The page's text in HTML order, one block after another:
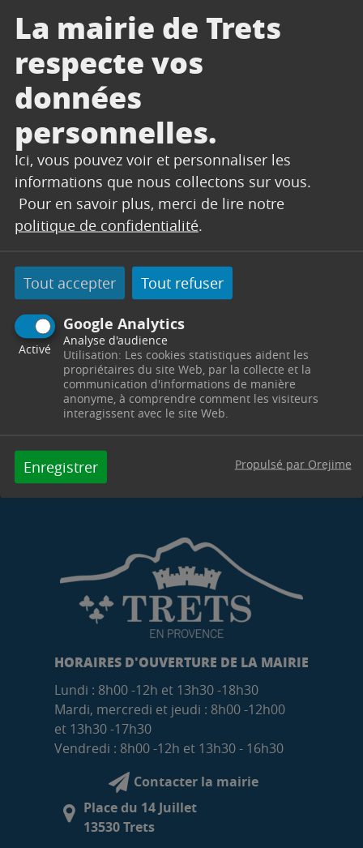
La mairie de Trets
respecte vos
données
personnelles.
Ici, vous pouvez voir et personnaliser les
informations que nous collectons sur vous.
Pour en savoir plus, merci de lire notre
politique de confidentialité.
Tout accepter Tout refuser
Google Analytics
Activé
Analyse d'audience
Utilisation: Les cookies statistiques aident les
propriétaires du site Web, par la collecte et la
communication d'informations de manière
anonyme, à comprendre comment les visiteurs
interagissent avec le site Web.
Enregistrer Propulsé par Orejime
HORAIRES D'OUVERTURE DE LA MAIRIE
Lundi : 8h00 -12h et 13h30 -18h30
Mardi, mercredi et jeudi : 8h00 -12h00
et 13h30 -17h30
Vendredi : 8h00 -12h et 13h30 - 16h30
Contacter la mairie
Place du 14 Juillet
13530 Trets